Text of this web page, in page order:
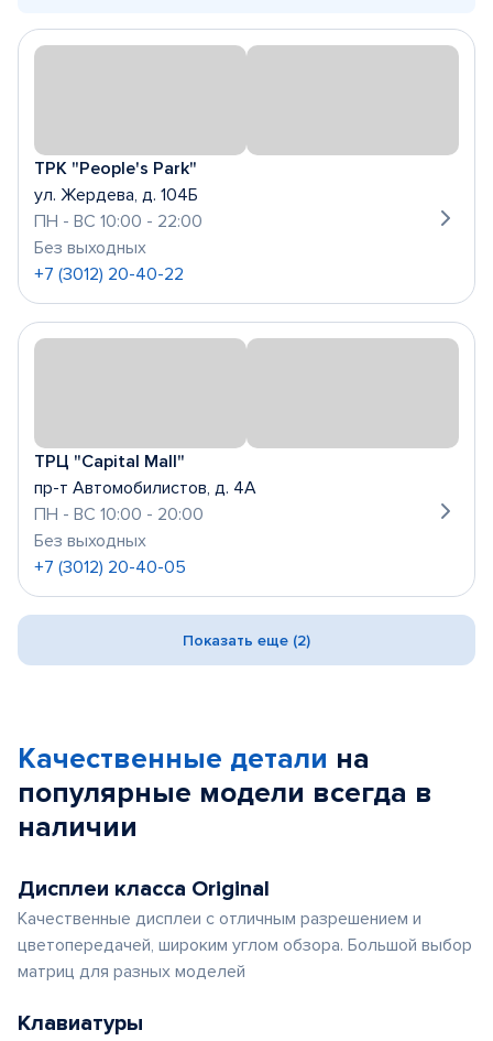
ТРК "People's Park"
ул. Жердева, д. 104Б
ПН - ВС 10:00 - 22:00
Без выходных
+7 (3012) 20-40-22
ТРЦ "Capital Mall"
пр-т Автомобилистов, д. 4А
ПН - ВС 10:00 - 20:00
Без выходных
+7 (3012) 20-40-05
Показать еще (2)
Качественные детали на
популярные модели всегда в
наличии
Дисплеи класса Original
Качественные дисплеи с отличным разрешением и
цветопередачей, широким углом обзора. Большой выбор
матриц для разных моделей
Клавиатуры